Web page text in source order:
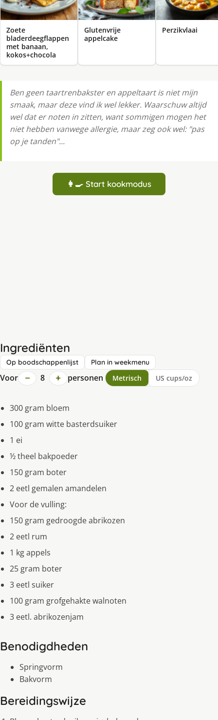
Zoete
bladerdeegflappen
met banaan,
kokos+chocola
Glutenvrije
appelcake
Perzikvlaai
Ben geen taartrenbakster en appeltaart is niet mijn
smaak, maar deze vind ik wel lekker. Waarschuw altijd
wel dat er noten in zitten, want sommigen mogen het
niet hebben vanwege allergie, maar zeg ook wel: "pas
op je tanden"...
👩‍🍳 Start kookmodus
Ingrediënten
Op boodschappenlijst Plan in weekmenu
Voor − 8 + personen Metrisch US cups/oz
300 gram bloem
100 gram witte basterdsuiker
1 ei
½ theel bakpoeder
150 gram boter
2 eetl gemalen amandelen
Voor de vulling:
150 gram gedroogde abrikozen
2 eetl rum
1 kg appels
25 gram boter
3 eetl suiker
100 gram grofgehakte walnoten
3 eetl. abrikozenjam
Benodigdheden
Springvorm
Bakvorm
Bereidingswijze